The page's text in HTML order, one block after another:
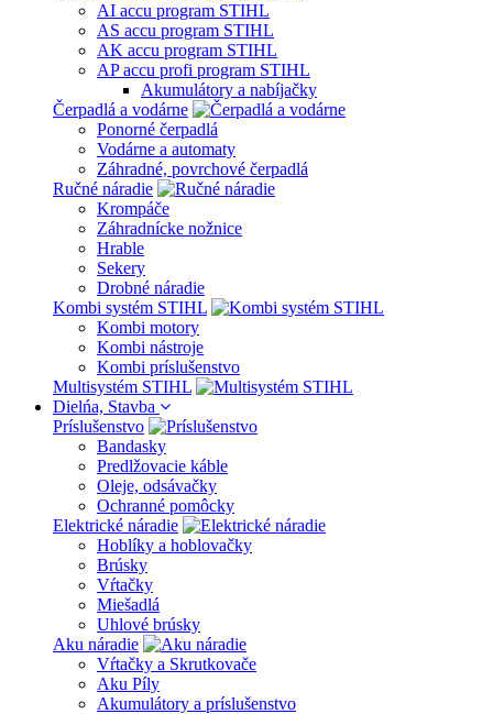
AI accu program STIHL
AS accu program STIHL
AK accu program STIHL
AP accu profi program STIHL
Akumulátory a nabíjačky
Čerpadlá a vodárne
Ponorné čerpadlá
Vodárne a automaty
Záhradné, povrchové čerpadlá
Ručné náradie
Krompáče
Záhradnícke nožnice
Hrable
Sekery
Drobné náradie
Kombi systém STIHL
Kombi motory
Kombi nástroje
Kombi príslušenstvo
Multisystém STIHL
Dielńa, Stavba
Príslušenstvo
Bandasky
Predlžovacie káble
Oleje, odsávačky
Ochranné pomôcky
Elektrické náradie
Hoblíky a hoblovačky
Brúsky
Vŕtačky
Miešadlá
Uhlové brúsky
Aku náradie
Vŕtačky a Skrutkovače
Aku Píly
Akumulátory a príslušenstvo